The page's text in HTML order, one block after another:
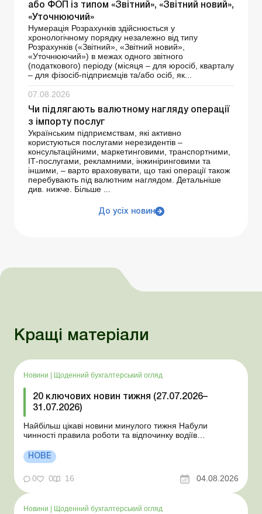
або ФОП із типом «Звітний», «Звітний новий»,
«Уточнюючий»
Нумерація Розрахунків здійснюється у
хронологічному порядку незалежно від типу
Розрахунків («Звітний», «Звітний новий»,
«Уточнюючий») в межах одного звітного
(податкового) періоду (місяця – для юросіб, кварталу
– для фізосіб-підприємців та/або осіб, як...
07.08.2026
Чи підлягають валютному нагляду операції
з імпорту послуг
Українським підприємствам, які активно
користуються послугами нерезидентів –
консультаційними, маркетинговими, транспортними,
ІТ-послугами, рекламними, інжиніринговими та
іншими, – варто враховувати, що такі операції також
перебувають під валютним наглядом. Детальніше
див. нижче. Більше ...
До усіх новин
Кращі матеріали
Новини Щоденний бухгалтерський огляд
20 ключових новин тижня (27.07.2026–
31.07.2026)
Найбільш цікаві новини минулого тижня Набули
чинності правила роботи та відпочинку водіїв
стан Для сільгосппідприємств і ФОП запроваджено нові
одноразові статистичні форми З 2 серпня змінюється
порядок зарахування окремих періодів роботи до стр...
НОВЕ
0 0 16 04.08.2026
Новини Щоденний бухгалтерський огляд